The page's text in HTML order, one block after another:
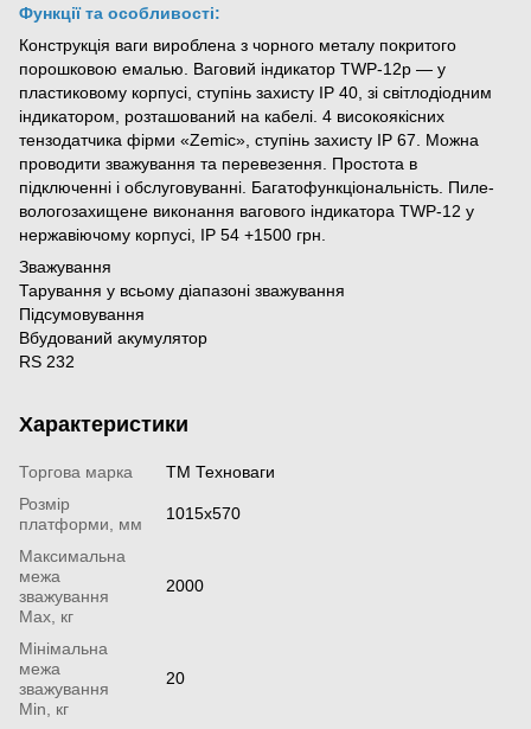
Функції та особливості:
Конструкція ваги вироблена з чорного металу покритого
порошковою емалью. Ваговий індикатор ТWP-12р — у
пластиковому корпусі, ступінь захисту ІР 40, зі світлодіодним
індикатором, розташований на кабелі. 4 високоякісних
тензодатчика фірми «Zemic», ступінь захисту IP 67. Можна
проводити зважування та перевезення. Простота в
підключенні і обслуговуванні. Багатофункціональність. Пиле-
вологозахищене виконання вагового індикатора ТWP-12 у
нержавіючому корпусі, ІР 54 +1500 грн.
Зважування
Тарування у всьому діапазоні зважування
Підсумовування
Вбудований акумулятор
RS 232
Характеристики
Торгова марка
ТМ Техноваги
Розмір
платформи, мм
1015х570
Максимальна
межа
зважування
Мах, кг
2000
Мінімальна
межа
зважування
Min, кг
20